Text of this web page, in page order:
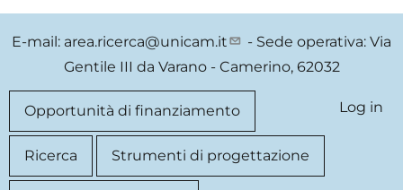
E-mail: area.ricerca@unicam.it
- Sede operativa: Via
Gentile III da Varano - Camerino, 62032
User
account
Log in
Quick
link
Opportunità di finanziamento
Ricerca Strumenti di progettazione